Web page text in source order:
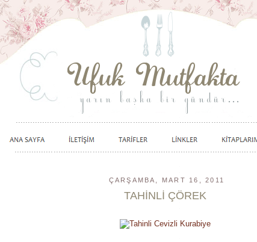
ÇARŞAMBA, MART 16, 2011
TAHİNLİ ÇÖREK